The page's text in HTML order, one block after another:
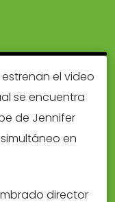
el video
se encuentra
de Jennifer
en
director